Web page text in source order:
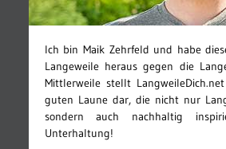
Ich bin Maik Zehrfeld und habe
Langeweile heraus gegen die
Mittlerweile stellt
guten Laune dar, die nicht nur
sondern auch nachhaltig
Unterhaltung!